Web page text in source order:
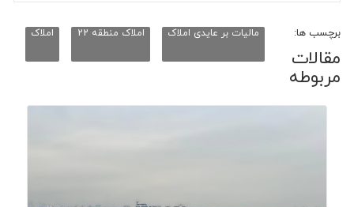
برچسب ها: املاک املاک منطقه 22 مالیات بر عایدی املاک
مقالات
مربوطه